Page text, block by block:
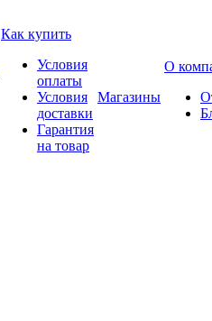
Как купить
Условия
оплаты
Условия
доставки
Гарантия
на товар
Магазины
О